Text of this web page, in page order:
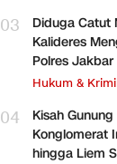
03
Diduga Catut
Kalideres
Polres Jakbar
Hukum &
04
Kisah
Konglomerat
hingga Liem